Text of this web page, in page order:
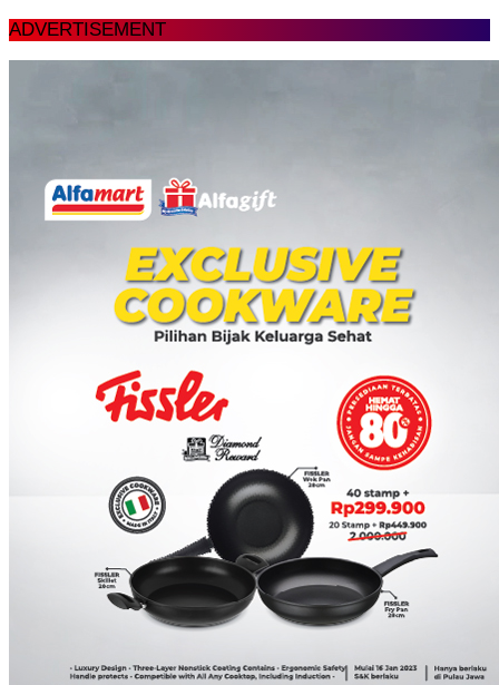
ADVERTISEMENT